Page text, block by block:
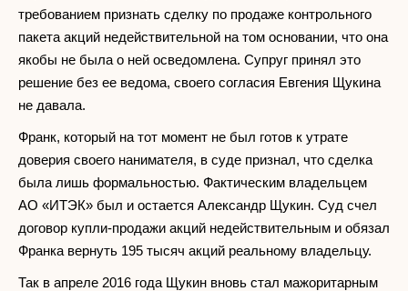
требованием признать сделку по продаже контрольного
пакета акций недействительной на том основании, что она
якобы не была о ней осведомлена. Супруг принял это
решение без ее ведома, своего согласия Евгения Щукина
не давала.
Франк, который на тот момент не был готов к утрате
доверия своего нанимателя, в суде признал, что сделка
была лишь формальностью. Фактическим владельцем
АО «ИТЭК» был и остается Александр Щукин. Суд счел
договор купли-продажи акций недействительным и обязал
Франка вернуть 195 тысяч акций реальному владельцу.
Так в апреле 2016 года Щукин вновь стал мажоритарным